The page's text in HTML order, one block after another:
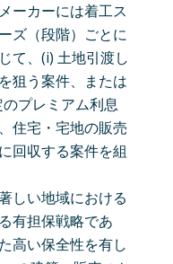
ーカーには着工ス
ズ（段階）ごとに
て、(i) 土地引渡し
狙う案件、または
プレミアム利息
住宅・宅地の販売
回収する案件を組
しい地域における
有担保戦略であ
高い保全性を有し